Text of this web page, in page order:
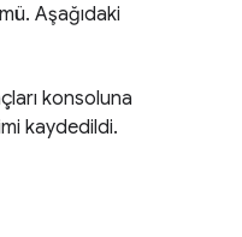
Aşağıdaki
konsoluna
kaydedildi.